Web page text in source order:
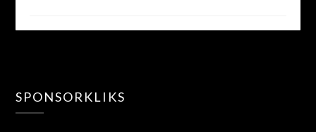
SPONSORKLIKS